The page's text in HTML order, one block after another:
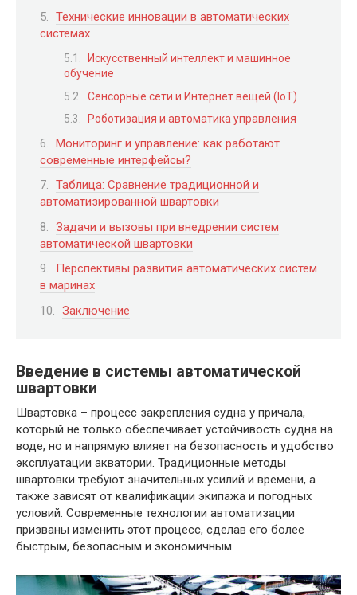
Технические инновации в автоматических
системах
Искусственный интеллект и машинное
обучение
Сенсорные сети и Интернет вещей (IoT)
Роботизация и автоматика управления
Мониторинг и управление: как работают
современные интерфейсы?
Таблица: Сравнение традиционной и
автоматизированной швартовки
Задачи и вызовы при внедрении систем
автоматической швартовки
Перспективы развития автоматических систем
в маринах
Заключение
Введение в системы автоматической
швартовки
Швартовка – процесс закрепления судна у причала,
который не только обеспечивает устойчивость судна на
воде, но и напрямую влияет на безопасность и удобство
эксплуатации акватории. Традиционные методы
швартовки требуют значительных усилий и времени, а
также зависят от квалификации экипажа и погодных
условий. Современные технологии автоматизации
призваны изменить этот процесс, сделав его более
быстрым, безопасным и экономичным.